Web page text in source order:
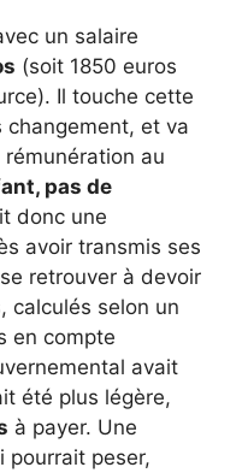
un salaire
(soit 1850 euros
Il touche cette
changement, et va
au
pas de
donc une
avoir transmis ses
retrouver à devoir
calculés selon un
en compte
avait
été plus légère,
à payer. Une
pourrait peser,